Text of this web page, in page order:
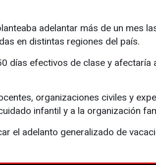
adelantar más de un mes
en distintas regiones del país.
días efectivos de clase y afectaría
organizaciones civiles y
infantil y a la organización
el adelanto generalizado de